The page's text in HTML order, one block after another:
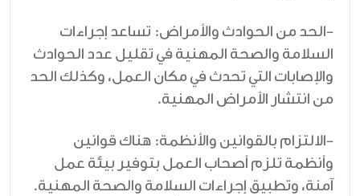
-الحد من الحوادث والأمراض: تساعد إجراءات
السلامة والصحة المهنية في تقليل عدد الحوادث
والإصابات التي تحدث في مكان العمل، وكذلك الحد
من انتشار الأمراض المهنية.
-الالتزام بالقوانين والأنظمة: هناك قوانين
وأنظمة تلزم أصحاب العمل بتوفير بيئة عمل
آمنة، وتطبيق إجراءات السلامة والصحة المهنية.